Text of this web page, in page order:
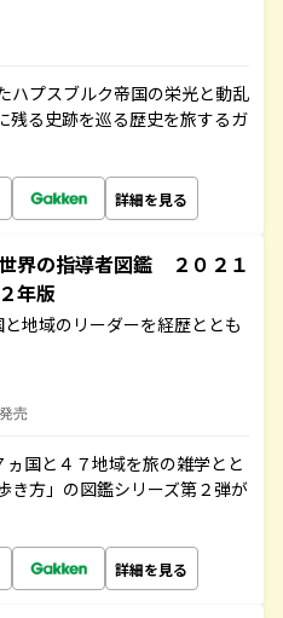
ハプスブルク帝国の栄光と動乱
残る史跡を巡る歴史を旅するガ
詳細を見る
界の指導者図鑑 ２０２１
年版
と地域のリーダーを経歴ととも
売
国と４７地域を旅の雑学とと
き方」の図鑑シリーズ第２弾が
詳細を見る